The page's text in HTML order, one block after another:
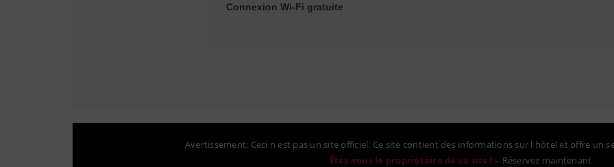
Connexion Wi-Fi gratuite
Avertissement: Ceci n est pas un site officiel. Ce site contient des informations sur l hôtel et offre un
Êtes-vous le propriétaire de ce site?– Réservez maintenant